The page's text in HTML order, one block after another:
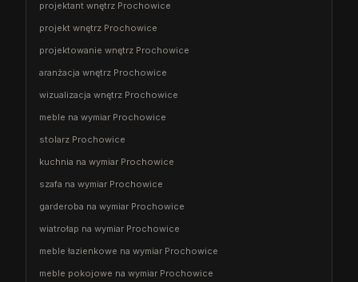
projektant wnętrz Prochowice
projekt wnętrz Prochowice
projektowanie wnętrz Prochowice
aranżacja wnętrz Prochowice
wizualizacja wnętrz Prochowice
meble na wymiar Prochowice
stolarz Prochowice
kuchnia na wymiar Prochowice
szafa na wymiar Prochowice
garderoba na wymiar Prochowice
wiatrołap na wymiar Prochowice
meble łazienkowe na wymiar Prochowice
meble pokojowe na wymiar Prochowice